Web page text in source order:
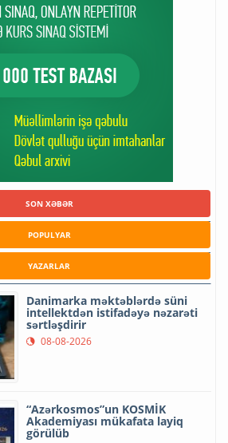
SON XƏBƏR
POPULYAR
YAZARLAR
Danimarka məktəblərdə süni
intellektdən istifadəyə nəzarəti
sərtləşdirir
08-08-2026
“Azərkosmos”un KOSMİK
Akademiyası mükafata layiq
görülüb